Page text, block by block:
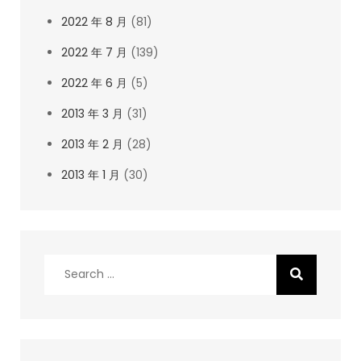
2022 年 8 月 (81)
2022 年 7 月 (139)
2022 年 6 月 (5)
2013 年 3 月 (31)
2013 年 2 月 (28)
2013 年 1 月 (30)